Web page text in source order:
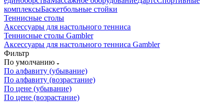
комплексыБаскетбольные стойки
Теннисные столы
Аксессуары для настольного тенниса
Теннисные столы Gambler
Аксессуары для настольного тенниса Gambler
Фильтр
По умолчанию
По алфавиту (убывание)
По алфавиту (возрастание)
По цене (убывание)
По цене (возрастание)